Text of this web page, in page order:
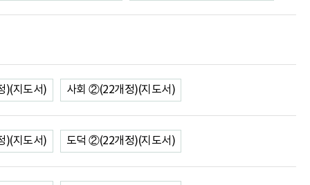
)(지도서) 사회 ②(22개정)(지도서)
)(지도서) 도덕 ②(22개정)(지도서)